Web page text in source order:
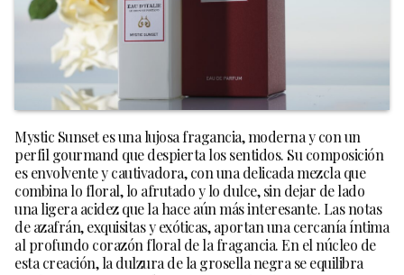
Mystic Sunset es una lujosa fragancia, moderna y con un
perfil gourmand que despierta los sentidos. Su composición
es envolvente y cautivadora, con una delicada mezcla que
combina lo floral, lo afrutado y lo dulce, sin dejar de lado
una ligera acidez que la hace aún más interesante. Las notas
de azafrán, exquisitas y exóticas, aportan una cercanía íntima
al profundo corazón floral de la fragancia. En el núcleo de
esta creación, la dulzura de la grosella negra se equilibra